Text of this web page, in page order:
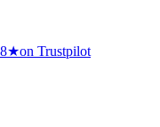
★on Trustpilot